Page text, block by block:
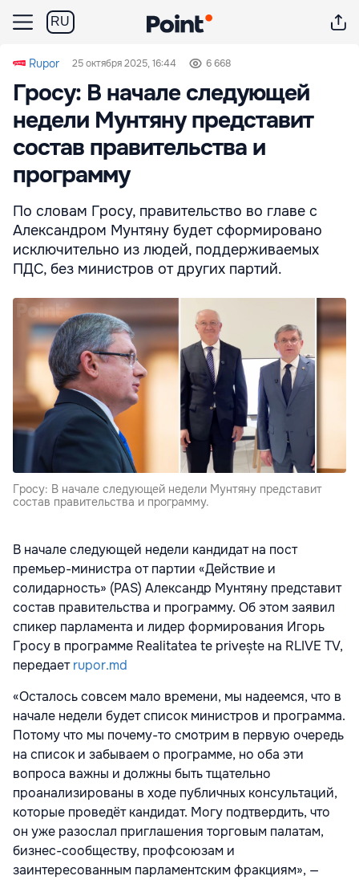
RU
Rupor 25 октября 2025, 16:44 6 668
Гросу: В начале следующей
недели Мунтяну представит
состав правительства и
программу
По словам Гросу, правительство во главе с
Александром Мунтяну будет сформировано
исключительно из людей, поддерживаемых
ПДС, без министров от других партий.
Гросу: В начале следующей недели Мунтяну представит
состав правительства и программу.
В начале следующей недели кандидат на пост
премьер-министра от партии «Действие и
солидарность» (PAS) Александр Мунтяну представит
состав правительства и программу. Об этом заявил
спикер парламента и лидер формирования Игорь
Гросу в программе Realitatea te privește на RLIVE TV,
передаетrupor.md
«Осталось совсем мало времени, мы надеемся, что в
начале недели будет список министров и программа.
Потому что мы почему-то смотрим в первую очередь
на список и забываем о программе, но оба эти
вопроса важны и должны быть тщательно
проанализированы в ходе публичных консультаций,
которые проведёт кандидат. Могу подтвердить, что
он уже разослал приглашения торговым палатам,
бизнес-сообществу, профсоюзам и
заинтересованным парламентским фракциям», —